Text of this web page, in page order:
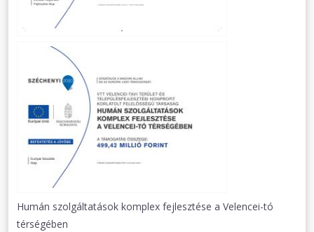
Humán szolgáltatások komplex fejlesztése a Velencei-tó
térségében